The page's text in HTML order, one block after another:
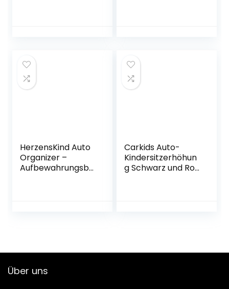
für Kinderwagen,
Buggy oder
Babybett
HerzensKind Auto
Organizer –
Aufbewahrungsbo
Carkids Auto-
Kindersitzerhöhun
g Schwarz und Rot,
Über uns